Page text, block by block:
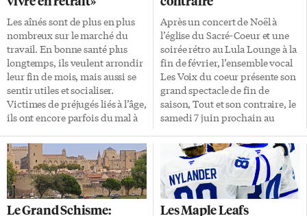
Les aînés sont de plus en plus
nombreux sur le marché du
travail. En bonne santé plus
longtemps, ils veulent arrondir
leur fin de mois, mais aussi se
sentir utiles et socialiser.
Victimes de préjugés liés à l’âge,
ils ont encore parfois du mal à
entreprises. «Après huit ans à la
retraite, je m’ennuyais un peu
de ma communauté. Je voulais
bâtir de nouveaux réseaux et je
ne voulais plus vivre en
retrait», raconte le consultant
Après un concert de Noël à
l’église du Sacré-Coeur et une
soirée rétro au Lula Lounge à la
fin de février, l’ensemble vocal
Les Voix du coeur présente son
grand spectacle de fin de
saison, Tout et son contraire, le
samedi 7 juin prochain au
L’ensemble propose une
exploration du thème des
contraires, comme soleil/pluie,
sud/nord, rire/pleurer,
partir/rester… Un spectacle
qu’on promet «haut en
Le Grand Schisme:
Les Maple Leafs